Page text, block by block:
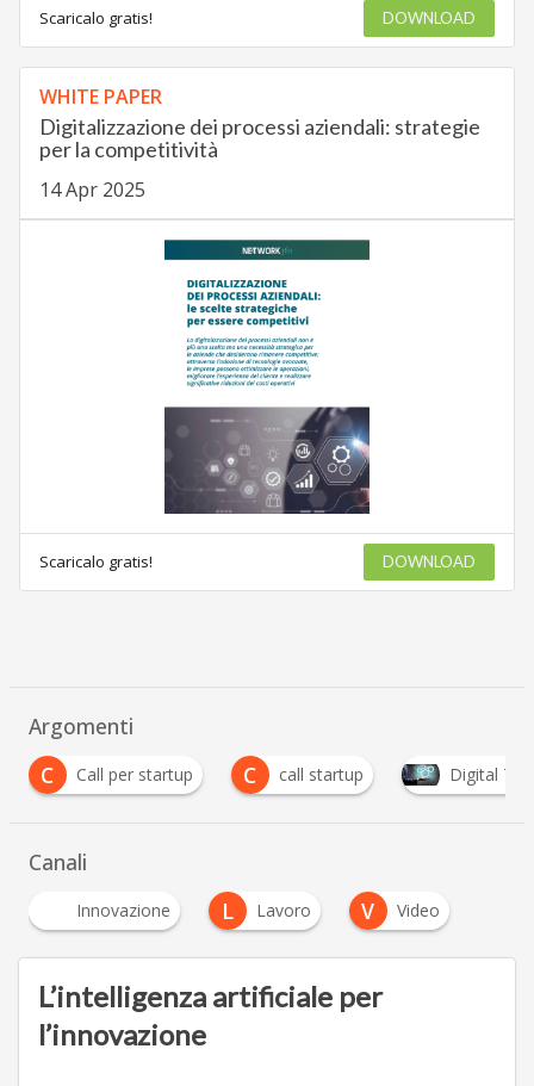
Scaricalo gratis! DOWNLOAD
WHITE PAPER
Digitalizzazione dei processi aziendali: strategie
per la competitività
14 Apr 2025
Scaricalo gratis! DOWNLOAD
Argomenti
Call per startup call startup Digital
Canali
Innovazione L Lavoro V Video
L’intelligenza artificiale per
l’innovazione